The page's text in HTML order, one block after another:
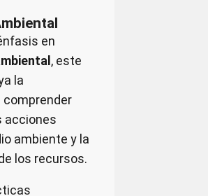
en
, este
la
comprender
acciones
ambiente y la
los recursos.